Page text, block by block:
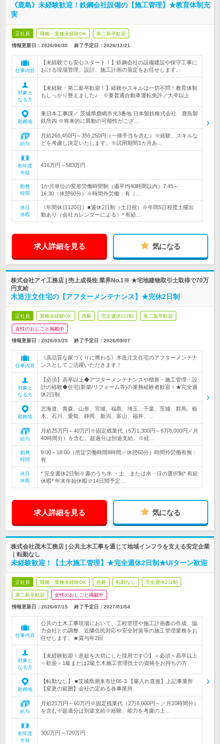
《鹿島》未経験歓迎！鉄鋼会社設備の【施工管理】★教育体制充
実
正社員 職種・業種未経験OK 第二新卒歓迎
情報更新日：2026/06/30 終了予定日： 2026/12/21
仕事内容
【未経験でも安心スタート！】鉄鋼会社の設備建設や保守工事に
おける現場管理、設計、施工計画の策定をお任せします。
対象と
なる方
【未経験・第二新卒歓迎！】経験やスキルは一切不問！教育体制
もしっかり整えました♪ ※要普通自動車運転免許／大卒以上
勤務地
東日本工事課／ 茨城県鹿嶋市光3番地 日本製鉄株式会社 鹿島製
鉄所内 ※将来的に異動の可能性がござ…
給与
月給266,450円～355,250円（一律手当を含む）※経験、スキルな
どを考慮し決定いたします。※試用期間3カ月あ…
初年度
年収
416万円～583万円
勤務
時間
1か月単位の変形労働時間制（週平均40時間以内）7:45～
16:30（休憩60分）※時間外労働：有（…
休日
休暇
《年間休日120日》■週休2日制（土日祝）※年間5日程度土曜出
勤あり（会社カレンダーによる）* 有給…
求人詳細を見る 気になる
株式会社アイ工務店 | 売上成長性 業界No.1※ ★宅地建物取引士取得で70万
円支給
木造注文住宅の【アフターメンテナンス】★完休2日制
正社員 業種未経験OK 急募 完全週休2日制 第二新卒歓迎
女性のおしごと掲載中
情報更新日：2026/03/25 終了予定日： 2026/09/07
仕事内容
《高品質な家づくりに携わる》木造注文住宅のアフターメンテナ
ンスとしてご活躍いただきます！
対象と
なる方
【必須】高卒以上◆アフターメンテナンスや積算・施工管理・設
計の経験◆住宅(新築/リフォーム等)の業務経験者歓迎！★完全週
休2日制
勤務地
北海道、青森、山形、宮城、福島、埼玉、千葉、茨城、群馬、栃
木、石川、愛知、静岡、新潟、富山、福井、…
給与
月給25万円～40万円※固定残業代（5万1,300円～8万8,000円／月
40時間分）を含む。超過分は別途支給。※経…
勤務
時間
9:00～18:00（所定労働時間8時間／休憩60分）時間外労働有無：
有
休日
休暇
* 完全週休2日制※週のうち水 ・土、または水・日の選択制* 有給
休暇* 年末年始休暇※14日間予定…
求人詳細を見る 気になる
株式会社茂木工務店 | 公共土木工事を通じて地域インフラを支える安定企業
｜転勤なし
未経験歓迎！【土木施工管理】★完全週休2日制★UIターン歓迎
正社員 職種・業種未経験OK 急募 転勤なし 完全週休2日制
第二新卒歓迎 女性のおしごと掲載中
情報更新日：2026/07/15 終了予定日： 2027/01/04
仕事内容
公共の土木工事現場において、工程管理や施工計画書の作成、協
力会社との調整、近隣住民対応や安全対策等の施工管理業務をお
任せします。★賞与年2回
対象と
なる方
【未経験歓迎！意欲を大切にした採用です◎】＜必須＞高卒以上
＜歓迎＞1級または2級土木施工管理技士の資格をお持ちの方
勤務地
【転勤なし】 ■茨城県潮来市辻66-3 【雇入れ直後】上記事業所
【変更の範囲】会社の定める各事業所
給与
月給21万円～60万円※固定残業代（2万8,000円～／月20時間分）
を含む※超過分は別途支給※経験、能力を考慮の上…
初年度
年収
300万円～720万円